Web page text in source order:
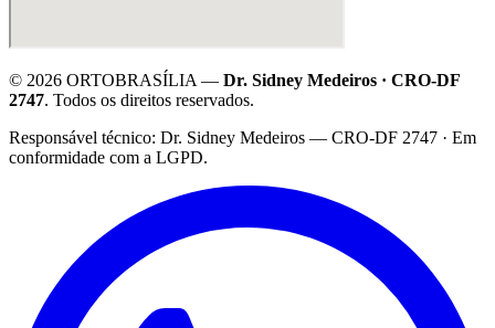
© 2026 ORTOBRASÍLIA — Dr. Sidney Medeiros · CRO-DF
2747. Todos os direitos reservados.
Responsável técnico: Dr. Sidney Medeiros — CRO-DF 2747 · Em
conformidade com a LGPD.